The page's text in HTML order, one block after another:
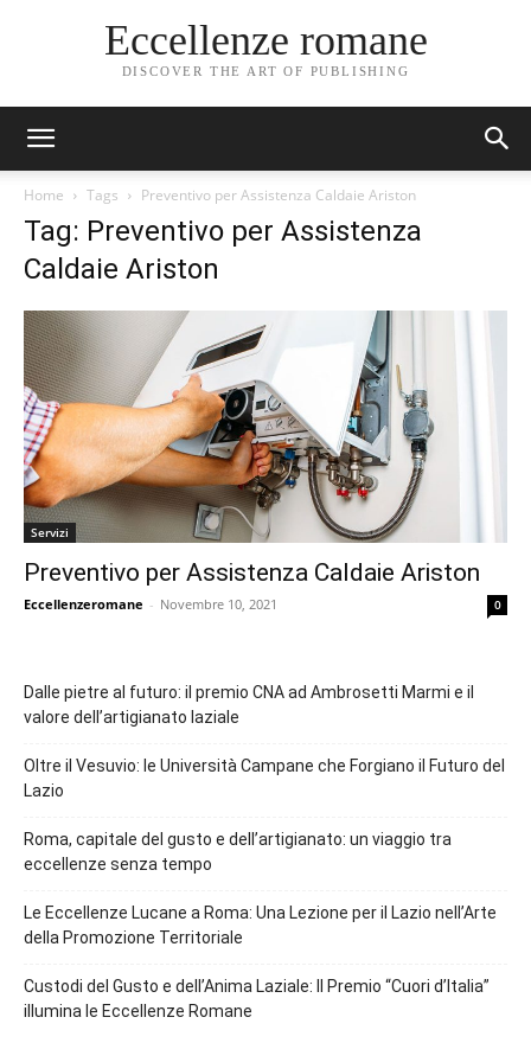
Eccellenze romane
DISCOVER THE ART OF PUBLISHING
Home Tags Preventivo per Assistenza Caldaie Ariston
Tag: Preventivo per Assistenza
Caldaie Ariston
Servizi
Preventivo per Assistenza Caldaie Ariston
Eccellenzeromane - Novembre 10, 2021 0
Dalle pietre al futuro: il premio CNA ad Ambrosetti Marmi e il
valore dell’artigianato laziale
Oltre il Vesuvio: le Università Campane che Forgiano il Futuro del
Lazio
Roma, capitale del gusto e dell’artigianato: un viaggio tra
eccellenze senza tempo
Le Eccellenze Lucane a Roma: Una Lezione per il Lazio nell’Arte
della Promozione Territoriale
Custodi del Gusto e dell’Anima Laziale: Il Premio “Cuori d’Italia”
illumina le Eccellenze Romane